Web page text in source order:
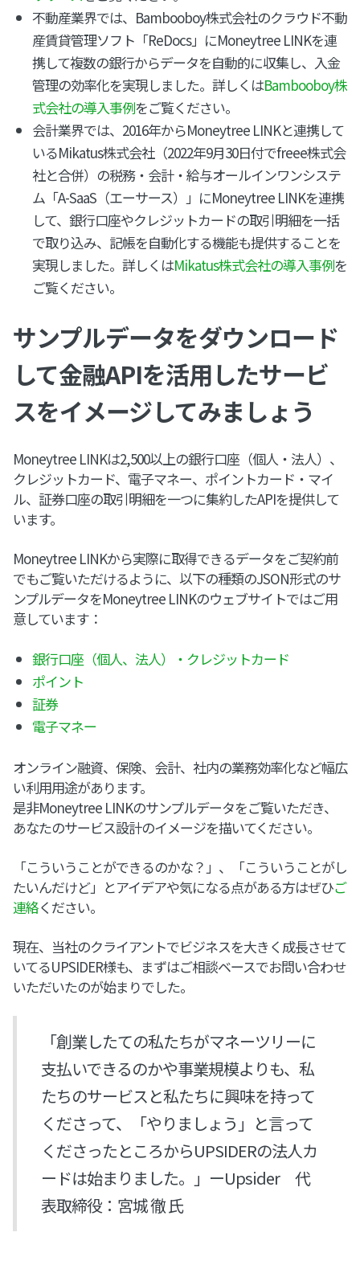
不動産業界では、Bambooboy株式会社のクラウド不動
産賃貸管理ソフト「ReDocs」にMoneytree LINKを連
携して複数の銀行からデータを自動的に収集し、入金
管理の効率化を実現しました。詳しくはBambooboy株
式会社の導入事例をご覧ください。
会計業界では、2016年からMoneytree LINKと連携して
いるMikatus株式会社（2022年9月30日付でfreee株式会
社と合併）の税務・会計・給与オールインワンシステ
ム「A-SaaS（エーサース）」にMoneytree LINKを連携
して、銀行口座やクレジットカードの取引明細を一括
で取り込み、記帳を自動化する機能も提供することを
実現しました。詳しくはMikatus株式会社の導入事例を
ご覧ください。
サンプルデータをダウンロード
して金融APIを活用したサービ
スをイメージしてみましょう
Moneytree LINKは2,500以上の銀行口座（個人・法人）、
クレジットカード、電子マネー、ポイントカード・マイ
ル、証券口座の取引明細を一つに集約したAPIを提供して
います。
Moneytree LINKから実際に取得できるデータをご契約前
でもご覧いただけるように、以下の種類のJSON形式のサ
ンプルデータをMoneytree LINKのウェブサイトではご用
意しています：
銀行口座（個人、法人）・クレジットカード
ポイント
証券
電子マネー
オンライン融資、保険、会計、社内の業務効率化など幅広
い利用用途があります。
是非Moneytree LINKのサンプルデータをご覧いただき、
あなたのサービス設計のイメージを描いてください。
「こういうことができるのかな？」、「こういうことがし
たいんだけど」とアイデアや気になる点がある方はぜひご
連絡ください。
現在、当社のクライアントでビジネスを大きく成長させて
いてるUPSIDER様も、まずはご相談ベースでお問い合わせ
いただいたのが始まりでした。
「創業したての私たちがマネーツリーに
支払いできるのかや事業規模よりも、私
たちのサービスと私たちに興味を持って
くださって、「やりましょう」と言って
くださったところからUPSIDERの法人カ
ードは始まりました。」ーUpsider 代
表取締役：宮城 徹 氏